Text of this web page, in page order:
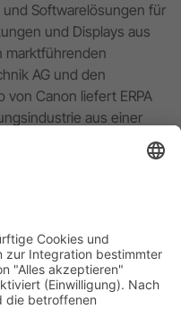
Softwarelösungen für
und Displays aus
marktführenden
AG und den
von Canon liefert ERPA
aus einer
Software VPack®
und dem
Mit
Erfahrung unterstützt
Ihren Workflow.